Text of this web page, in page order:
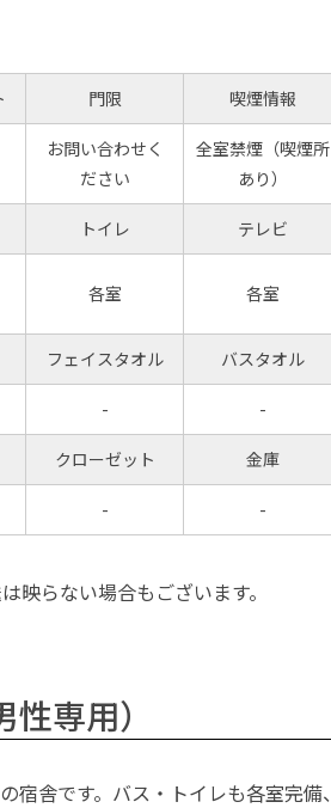
門限 喫煙情報
お問い合わせく
ださい
全室禁煙（喫煙所
あり）
トイレ テレビ
各室 各室
フェイスタオル バスタオル
- -
クローゼット 金庫
- -
らない場合もございます。
専用）
舎です。バス・トイレも各室完備、